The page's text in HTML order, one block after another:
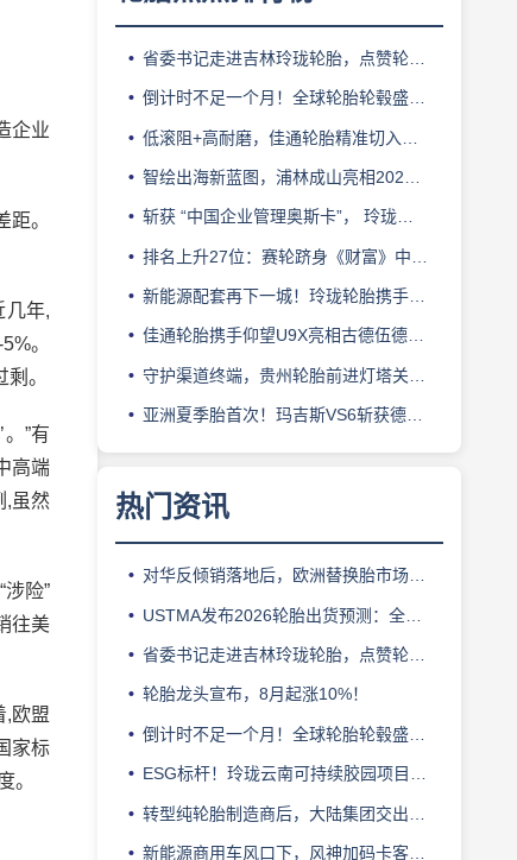
企业
。
年,
。
。
”有
高端
,虽然
险”
往美
,欧盟
家标
。
省委书记走进吉林玲珑轮胎，点赞轮胎智造标杆
倒计时不足一个月！全球轮胎轮毂盛会即将登陆上海！
低滚阻+高耐磨，佳通轮胎精准切入新能源轻卡赛道
智绘出海新蓝图，浦林成山亮相2026泰中合作博览会
斩获 “中国企业管理奥斯卡”， 玲珑轮胎蝉联 BMC 大奖
排名上升27位：赛轮跻身《财富》中国500强背后的增长逻辑
新能源配套再下一城！玲珑轮胎携手小鹏L03全球上市
佳通轮胎携手仰望U9X亮相古德伍德，以轮胎科技挑战性能边界
守护渠道终端，贵州轮胎前进灯塔关爱基金驰援长春受灾门店
亚洲夏季胎首次！玛吉斯VS6斩获德国TÜV SÜD高阶认证
热门资讯
对华反倾销落地后，欧洲替换胎市场迎来拐点
USTMA发布2026轮胎出货预测：全年3.303 亿条
省委书记走进吉林玲珑轮胎，点赞轮胎智造标杆
轮胎龙头宣布，8月起涨10%！
倒计时不足一个月！全球轮胎轮毂盛会即将登陆上海！
ESG标杆！玲珑云南可持续胶园项目获评最佳实践
转型纯轮胎制造商后，大陆集团交出亮眼业绩
新能源商用车风口下，风神加码卡客车胎产能